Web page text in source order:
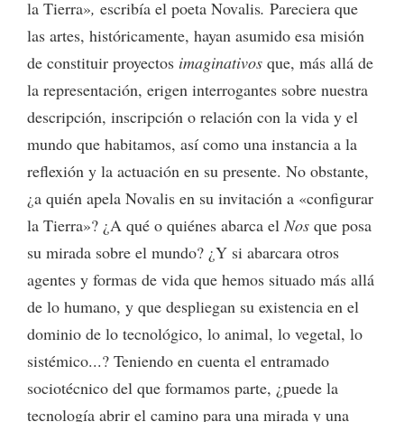
la Tierra», escribía el poeta Novalis. Pareciera que
las artes, históricamente, hayan asumido esa misión
de constituir proyectos imaginativos que, más allá de
la representación, erigen interrogantes sobre nuestra
descripción, inscripción o relación con la vida y el
mundo que habitamos, así como una instancia a la
reflexión y la actuación en su presente. No obstante,
¿a quién apela Novalis en su invitación a «configurar
la Tierra»? ¿A qué o quiénes abarca el Nos que posa
su mirada sobre el mundo? ¿Y si abarcara otros
agentes y formas de vida que hemos situado más allá
de lo humano, y que despliegan su existencia en el
dominio de lo tecnológico, lo animal, lo vegetal, lo
sistémico...? Teniendo en cuenta el entramado
sociotécnico del que formamos parte, ¿puede la
tecnología abrir el camino para una mirada y una